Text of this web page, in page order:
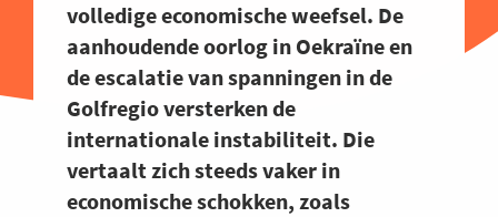
volledige economische weefsel. De
aanhoudende oorlog in Oekraïne en
de escalatie van spanningen in de
Golfregio versterken de
internationale instabiliteit. Die
vertaalt zich steeds vaker in
economische schokken, zoals